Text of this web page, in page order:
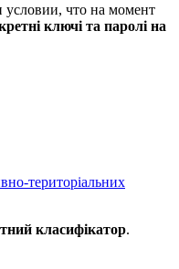
условии, что на момент
ключі та паролі на
територіальних
класифікатор.